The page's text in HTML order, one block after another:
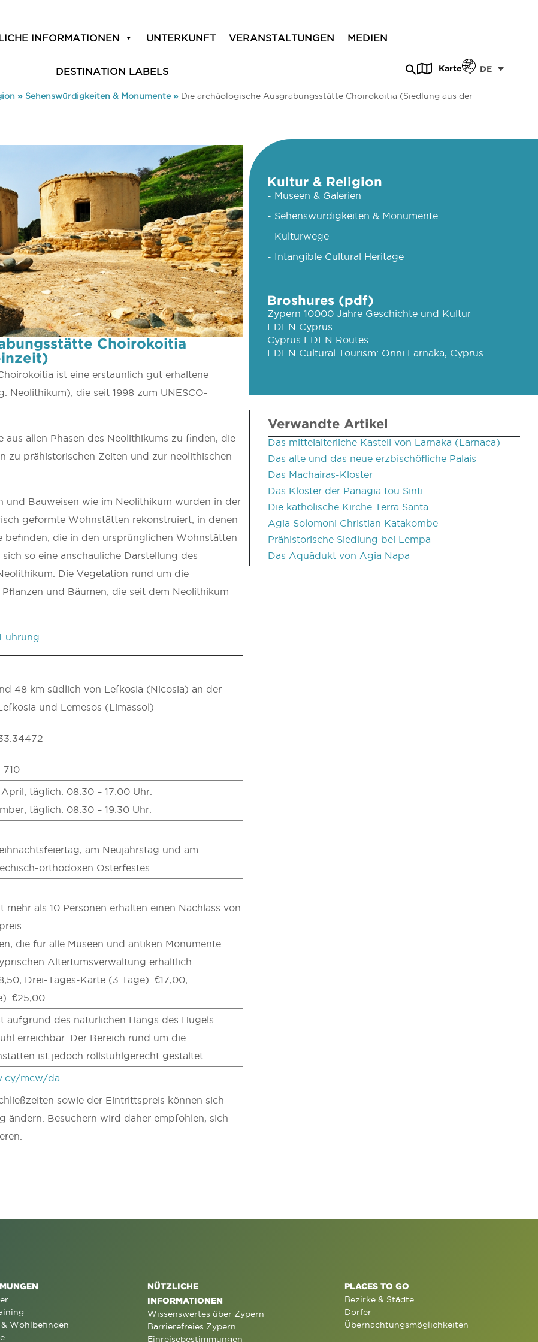
INFORMATIONEN UNTERKUNFT VERANSTALTUNGEN MEDIEN
DESTINATION LABELS Karte DE
» Sehenswürdigkeiten & Monumente» Die archäologische Ausgrabungsstätte Choirokoitia (Siedlung aus der
Choirokoitia
ist eine erstaunlich gut erhaltene
Neolithikum), die seit 1998 zum UNESCO-
allen Phasen des Neolithikums zu finden, die
zu prähistorischen Zeiten und zur neolithischen
und Bauweisen wie im Neolithikum wurden in der
geformte Wohnstätten rekonstruiert, in denen
befinden, die in den ursprünglichen Wohnstätten
so eine anschauliche Darstellung des
Die Vegetation rund um die
und Bäumen, die seit dem Neolithikum
48 km südlich von Lefkosia (Nicosia) an der
und Lemesos (Limassol)
710
täglich: 08:30 – 17:00 Uhr.
täglich: 08:30 – 19:30 Uhr.
am Neujahrstag und am
orthodoxen Osterfestes.
als 10 Personen erhalten einen Nachlass von
die für alle Museen und antiken Monumente
Altertumsverwaltung erhältlich:
Drei-Tages-Karte (3 Tage): €17,00;
€25,00.
aufgrund des natürlichen Hangs des Hügels
erreichbar. Der Bereich rund um die
ist jedoch rollstuhlgerecht gestaltet.
mcw/da
sowie der Eintrittspreis können sich
ändern. Besuchern wird daher empfohlen, sich
Kultur & Religion
- Museen & Galerien
- Sehenswürdigkeiten & Monumente
- Kulturwege
- Intangible Cultural Heritage
Broshures (pdf)
Zypern 10000 Jahre Geschichte und Kultur
EDEN Cyprus
Cyprus EDEN Routes
EDEN Cultural Tourism: Orini Larnaka, Cyprus
Verwandte Artikel
Das mittelalterliche Kastell von Larnaka (Larnaca)
Das alte und das neue erzbischöfliche Palais
Das Machairas-Kloster
Das Kloster der Panagia tou Sinti
Die katholische Kirche Terra Santa
Agia Solomoni Christian Katakombe
Prähistorische Siedlung bei Lempa
Das Aquädukt von Agia Napa
Wohlbefinden
NÜTZLICHE
INFORMATIONEN
Wissenswertes über Zypern
Barrierefreies Zypern
Einreisebestimmungen
PLACES TO GO
Bezirke & Städte
Dörfer
Übernachtungsmöglichkeiten